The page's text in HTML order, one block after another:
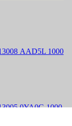
1000
1000
グ
グ